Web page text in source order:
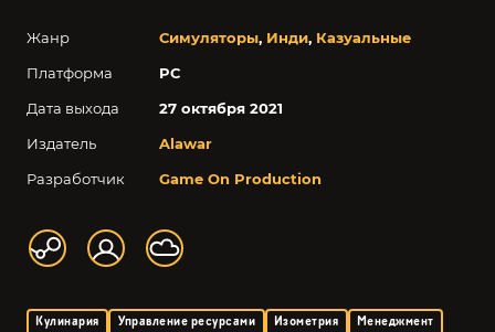
Жанр Симуляторы, Инди, Казуальные
Платформа
PC
Дата выхода
27 октября 2021
Издатель
Alawar
Разработчик
Game On Production
Кулинария Управление ресурсами Изометрия
Менеджмент